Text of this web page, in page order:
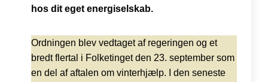
hos dit eget energiselskab.
Ordningen blev vedtaget af regeringen og et
bredt flertal i Folketinget den 23. september som
en del af aftalen om vinterhjælp. I den seneste